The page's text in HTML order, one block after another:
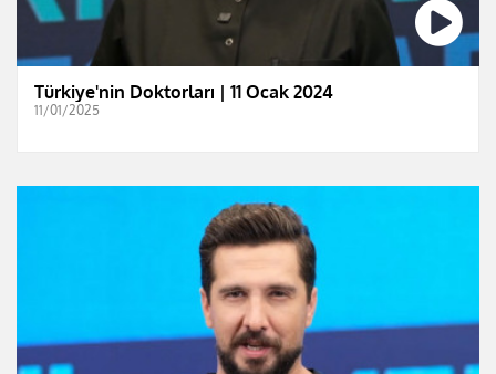
Türkiye'nin Doktorları | 11 Ocak 2024
11/01/2025